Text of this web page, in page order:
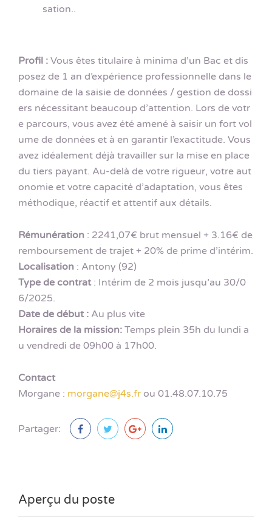
sation..
Profil : Vous êtes titulaire à minima d’un Bac et dis
posez de 1 an d’expérience professionnelle dans le
domaine de la saisie de données / gestion de dossi
ers nécessitant beaucoup d’attention. Lors de votr
e parcours, vous avez été amené à saisir un fort vol
ume de données et à en garantir l’exactitude. Vous
avez idéalement déjà travailler sur la mise en place
du tiers payant. Au-delà de votre rigueur, votre aut
onomie et votre capacité d’adaptation, vous êtes
méthodique, réactif et attentif aux détails.
Rémunération : 2241,07€ brut mensuel + 3.16€ de
remboursement de trajet + 20% de prime d’intérim.
Localisation : Antony (92)
Type de contrat: Intérim de 2 mois jusqu’au 30/0
6/2025.
Date de début : Au plus vite
Horaires de la mission: Temps plein 35h du lundi a
u vendredi de 09h00 à 17h00.
Contact
Morgane : morgane@j4s.fr ou 01.48.07.10.75
Partager:
Aperçu du poste